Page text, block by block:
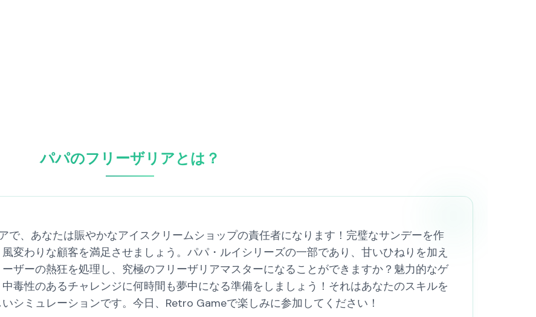
パパのフリーザリアとは？
で、あなたは賑やかなアイスクリームショップの責任者になります！完璧なサンデーを作
変わりな顧客を満足させましょう。パパ・ルイシリーズの一部であり、甘いひねりを加え
ザーの熱狂を処理し、究極のフリーザリアマスターになることができますか？魅力的なゲ
毒性のあるチャレンジに何時間も夢中になる準備をしましょう！それはあなたのスキルを
シミュレーションです。今日、Retro Gameで楽しみに参加してください！